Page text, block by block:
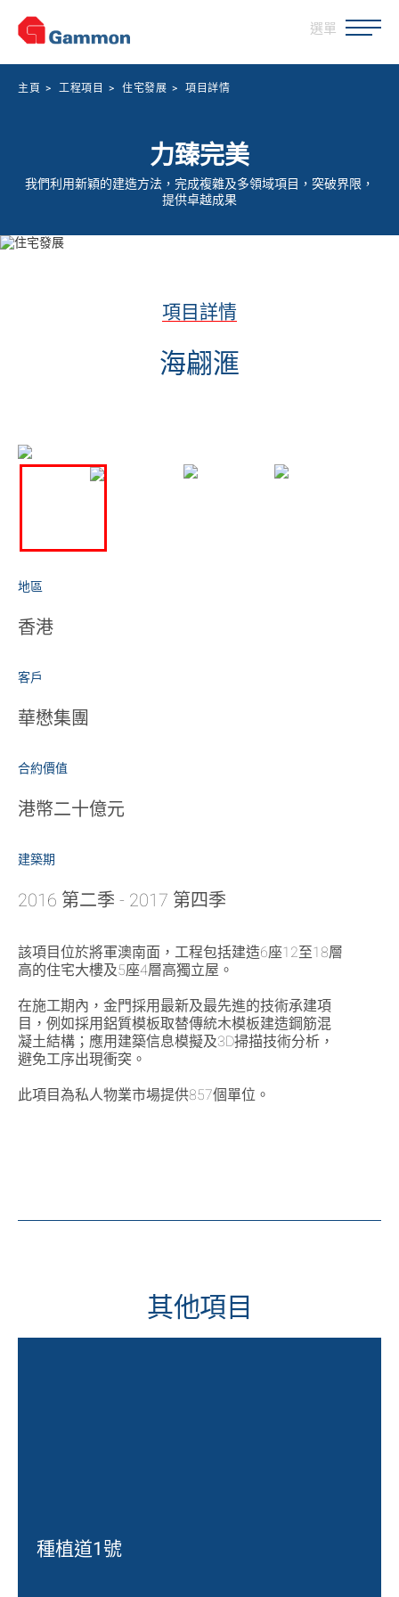
選單
主頁 > 工程項目 > 住宅發展 > 項目詳情
力臻完美
我們利用新穎的建造方法，完成複雜及多領域項目，突破界限，
提供卓越成果
項目詳情
海翩滙
地區
香港
客戶
華懋集團
合約價值
港幣二十億元
建築期
2016 第二季 - 2017 第四季
該項目位於將軍澳南面，工程包括建造6座12至18層
高的住宅大樓及5座4層高獨立屋。
在施工期內，金門採用最新及最先進的技術承建項
目，例如採用鋁質模板取替傳統木模板建造鋼筋混
凝土結構；應用建築信息模擬及3D掃描技術分析，
避免工序出現衝突。
此項目為私人物業市場提供857個單位。
其他項目
種植道1號